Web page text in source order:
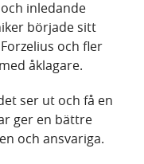
inledande
började sitt
och fler
åklagare.
ser ut och få en
ger en bättre
och ansvariga.